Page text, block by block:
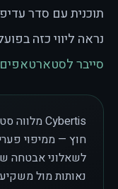
תוכנית עם סדר
נראה ליווי כזה
סייבר לסטארטאפים
לשאלוני אבטחה
נאותות מול